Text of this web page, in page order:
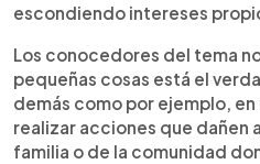
escondiendo intereses
Los conocedores del tema
pequeñas cosas está el
demás como por ejemplo,
realizar acciones que dañen
familia o de la comunidad